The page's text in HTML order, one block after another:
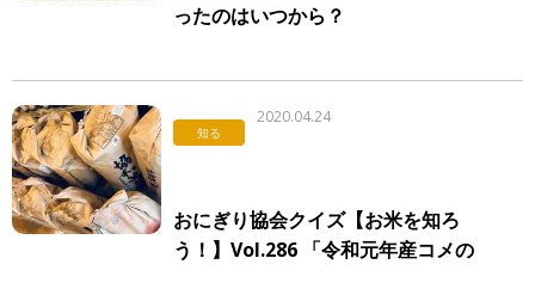
ったのはいつから？
知る
2020.04.24
おにぎり協会クイズ【お米を知ろ
う！】Vol.286 「令和元年産コメの